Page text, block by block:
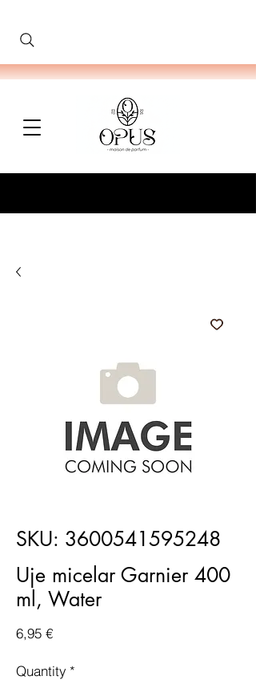
SKU: 3600541595248
Uje micelar Garnier 400
ml, Water
6,95 €Price
Quantity *